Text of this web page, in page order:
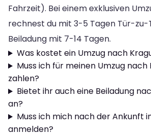
Fahrzeit). Bei einem exklusiven
rechnest du mit 3-5 Tagen Tür-zu-
Beiladung mit 7-14 Tagen.
Was kostet ein Umzug nach
Muss ich für meinen Umzug nach
zahlen?
Bietet ihr auch eine Beiladung
an?
Muss ich mich nach der Ankunft
anmelden?